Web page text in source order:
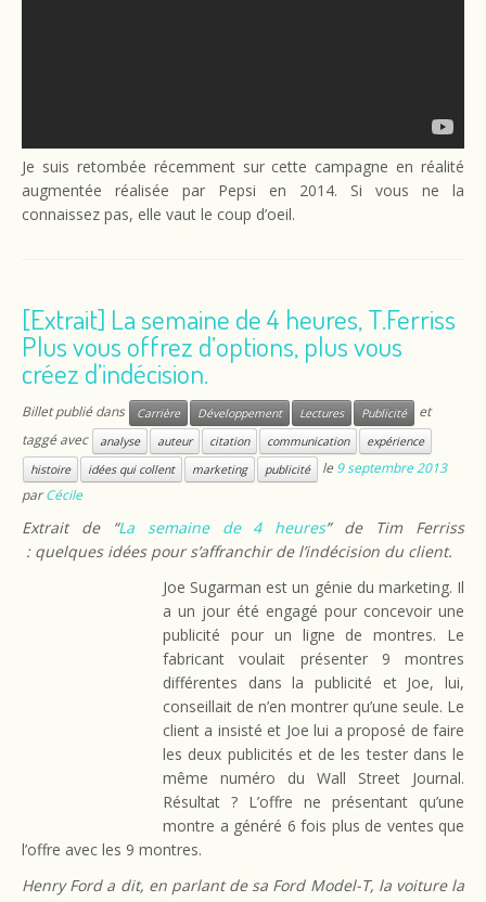
Je suis retombée récemment sur cette campagne en réalité
augmentée réalisée par Pepsi en 2014. Si vous ne la
connaissez pas, elle vaut le coup d’oeil.
[Extrait] La semaine de 4 heures, T.Ferriss
Plus vous offrez d’options, plus vous
créez d’indécision.
Billet publié dans Carrière Développement Lectures Publicité
et
taggé avec
analyse auteur citation communication
expérience
histoire
idées qui collent marketing publicité le 9 septembre 2013
parCécile
Extrait de “La semaine de 4 heures” de Tim Ferriss
: quelques idées pour s’affranchir de l’indécision du client.
Joe Sugarman est un génie du marketing. Il
a un jour été engagé pour concevoir une
publicité pour un ligne de montres. Le
fabricant voulait présenter 9 montres
différentes dans la publicité et Joe, lui,
conseillait de n’en montrer qu’une seule. Le
client a insisté et Joe lui a proposé de faire
les deux publicités et de les tester dans le
même numéro du Wall Street Journal.
Résultat ? L’offre ne présentant qu’une
montre a généré 6 fois plus de ventes que
l’offre avec les 9 montres.
Henry Ford a dit, en parlant de sa Ford Model-T, la voiture la